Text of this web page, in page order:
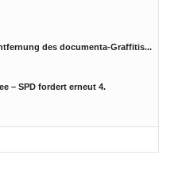
des documenta-Graffitis...
– SPD fordert erneut 4.